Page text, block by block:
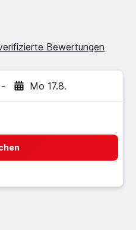
Bewertungen
- Mo 17.8.